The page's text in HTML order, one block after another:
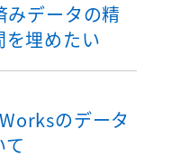
データの精
埋めたい
のデータ